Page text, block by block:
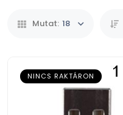
Mutat: 18
NINCS RAKTÁRON